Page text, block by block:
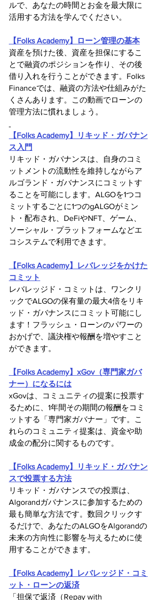
ルで、あなたの時間とお金を最大限に
活用する方法を学んでください。
【Folks Academy】ローン管理の基本
資産を預けた後、資産を担保にするこ
とで融資のポジションを作り、その後
借り入れを行うことができます。Folks
Financeでは、融資の方法や仕組みがた
くさんあります。この動画でローンの
管理方法に慣れましょう。
【Folks Academy】リキッド・ガバナン
ス入門
リキッド・ガバナンスは、自身のコミ
ットメントの流動性を維持しながらア
ルゴランド・ガバナンスにコミットす
ることを可能にします。ALGOを1つコ
ミットするごとに1つのgALGOがミン
ト・配布され、DeFiやNFT、ゲーム、
ソーシャル・プラットフォームなどエ
コシステムで利用できます。
【Folks Academy】レバレッジをかけた
コミット
レバレッジド・コミットは、ワンクリ
ックでALGOの保有量の最大4倍をリキ
ッド・ガバナンスにコミット可能にし
ます！フラッシュ・ローンのパワーの
おかげで、議決権や報酬を増やすこと
ができます。
【Folks Academy】xGov（専門家ガバ
ナー）になるには
xGovは、コミュニティの提案に投票す
るために、1年間その期間の報酬をコミ
ットする「専門家ガバナー」です。こ
れらのコミュニティ提案は、資金や助
成金の配分に関するものです。
【Folks Academy】リキッド・ガバナン
スで投票する方法
リキッド・ガバナンスでの投票は、
Algorandガバナンスに参加するための
最も簡単な方法です。数回クリックす
るだけで、あなたのALGOをAlgorandの
未来の方向性に影響を与えるために使
用することができます。
【Folks Academy】レバレッジド・コミ
ット・ローンの返済
「担保で返済（Repay with